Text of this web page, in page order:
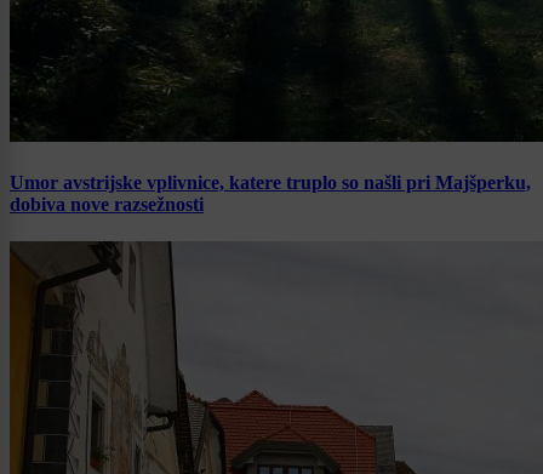
Umor avstrijske vplivnice, katere truplo so našli pri Majšperku,
dobiva nove razsežnosti